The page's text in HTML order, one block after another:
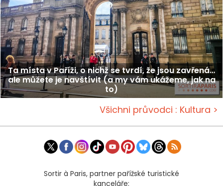
Ta místa v Paříži, o nichž se tvrdí, že jsou zavřená…
ale můžete je navštívit (a my vám ukážeme, jak na
to)
Všichni průvodci : Kultura >
Sortir à Paris, partner pařížské turistické
kanceláře: